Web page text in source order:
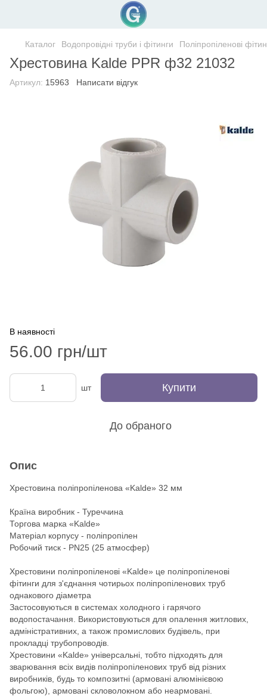
Каталог Водопровідні труби і фітинги Поліпропіленові
Хрестовина Kalde PPR ф32 21032
Артикул: 15963 Написати відгук
В наявності
56.00 грн/шт
шт Купити
До обраного
Опис
Хрестовина поліпропіленова «Kalde» 32 мм
Країна виробник - Туреччина
Торгова марка «Kalde»
Матеріал корпусу - поліпропілен
Робочий тиск - PN25 (25 атмосфер)
Хрестовини поліпропіленові «Kalde» це поліпропіленові
фітинги для з'єднання чотирьох поліпропіленових труб
однакового діаметра
Застосовуються в системах холодного і гарячого
водопостачання. Використовуються для опалення житлових,
адміністративних, а також промислових будівель, при
прокладці трубопроводів.
Хрестовини «Kalde» універсальні, тобто підходять для
зварювання всіх видів поліпропіленових труб від різних
виробників, будь то композитні (армовані алюмінієвою
фольгою), армовані скловолокном або неармовані.